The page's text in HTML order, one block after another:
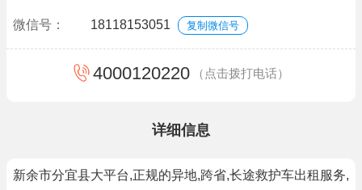
微信号： 18118153051 复制微信号
4000120220 （点击拨打电话）
详细信息
新余市分宜县大平台,正规的异地,跨省,长途救护车出租服务,